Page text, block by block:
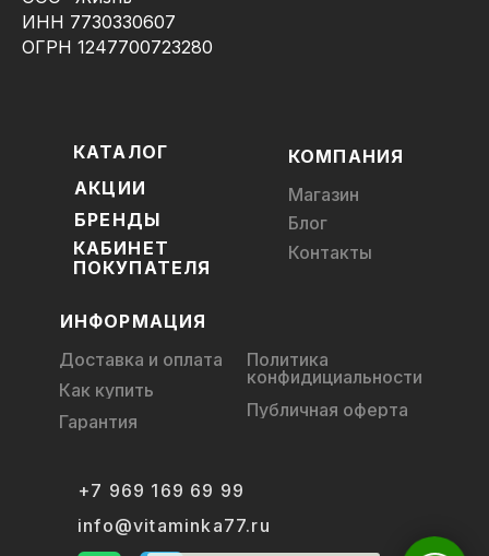
ИНН 7730330607
ОГРН 1247700723280
КАТАЛОГ
КАБИНЕТ
ПОКУПАТЕЛЯ
БРЕНДЫ
АКЦИИ
Магазин
Блог
Контакты
КОМПАНИЯ
+7 969 169 69 99
info@vitaminka77.ru
ИНФОРМАЦИЯ
Доставка и оплата
Как купить
Политика
конфидициальности
Публичная оферта
Гарантия